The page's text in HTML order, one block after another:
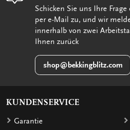
Schicken Sie uns Ihre Frage
per e-Mail zu, und wir
innerhalb von zwei
Ihnen zurück
shop@bekkingblitz.com
KUNDENSERVICE
Garantie